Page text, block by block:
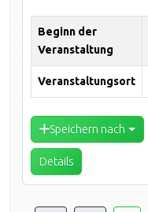
Beginn der
Veranstaltung
Veranstaltungsort
Speichern nach
Details